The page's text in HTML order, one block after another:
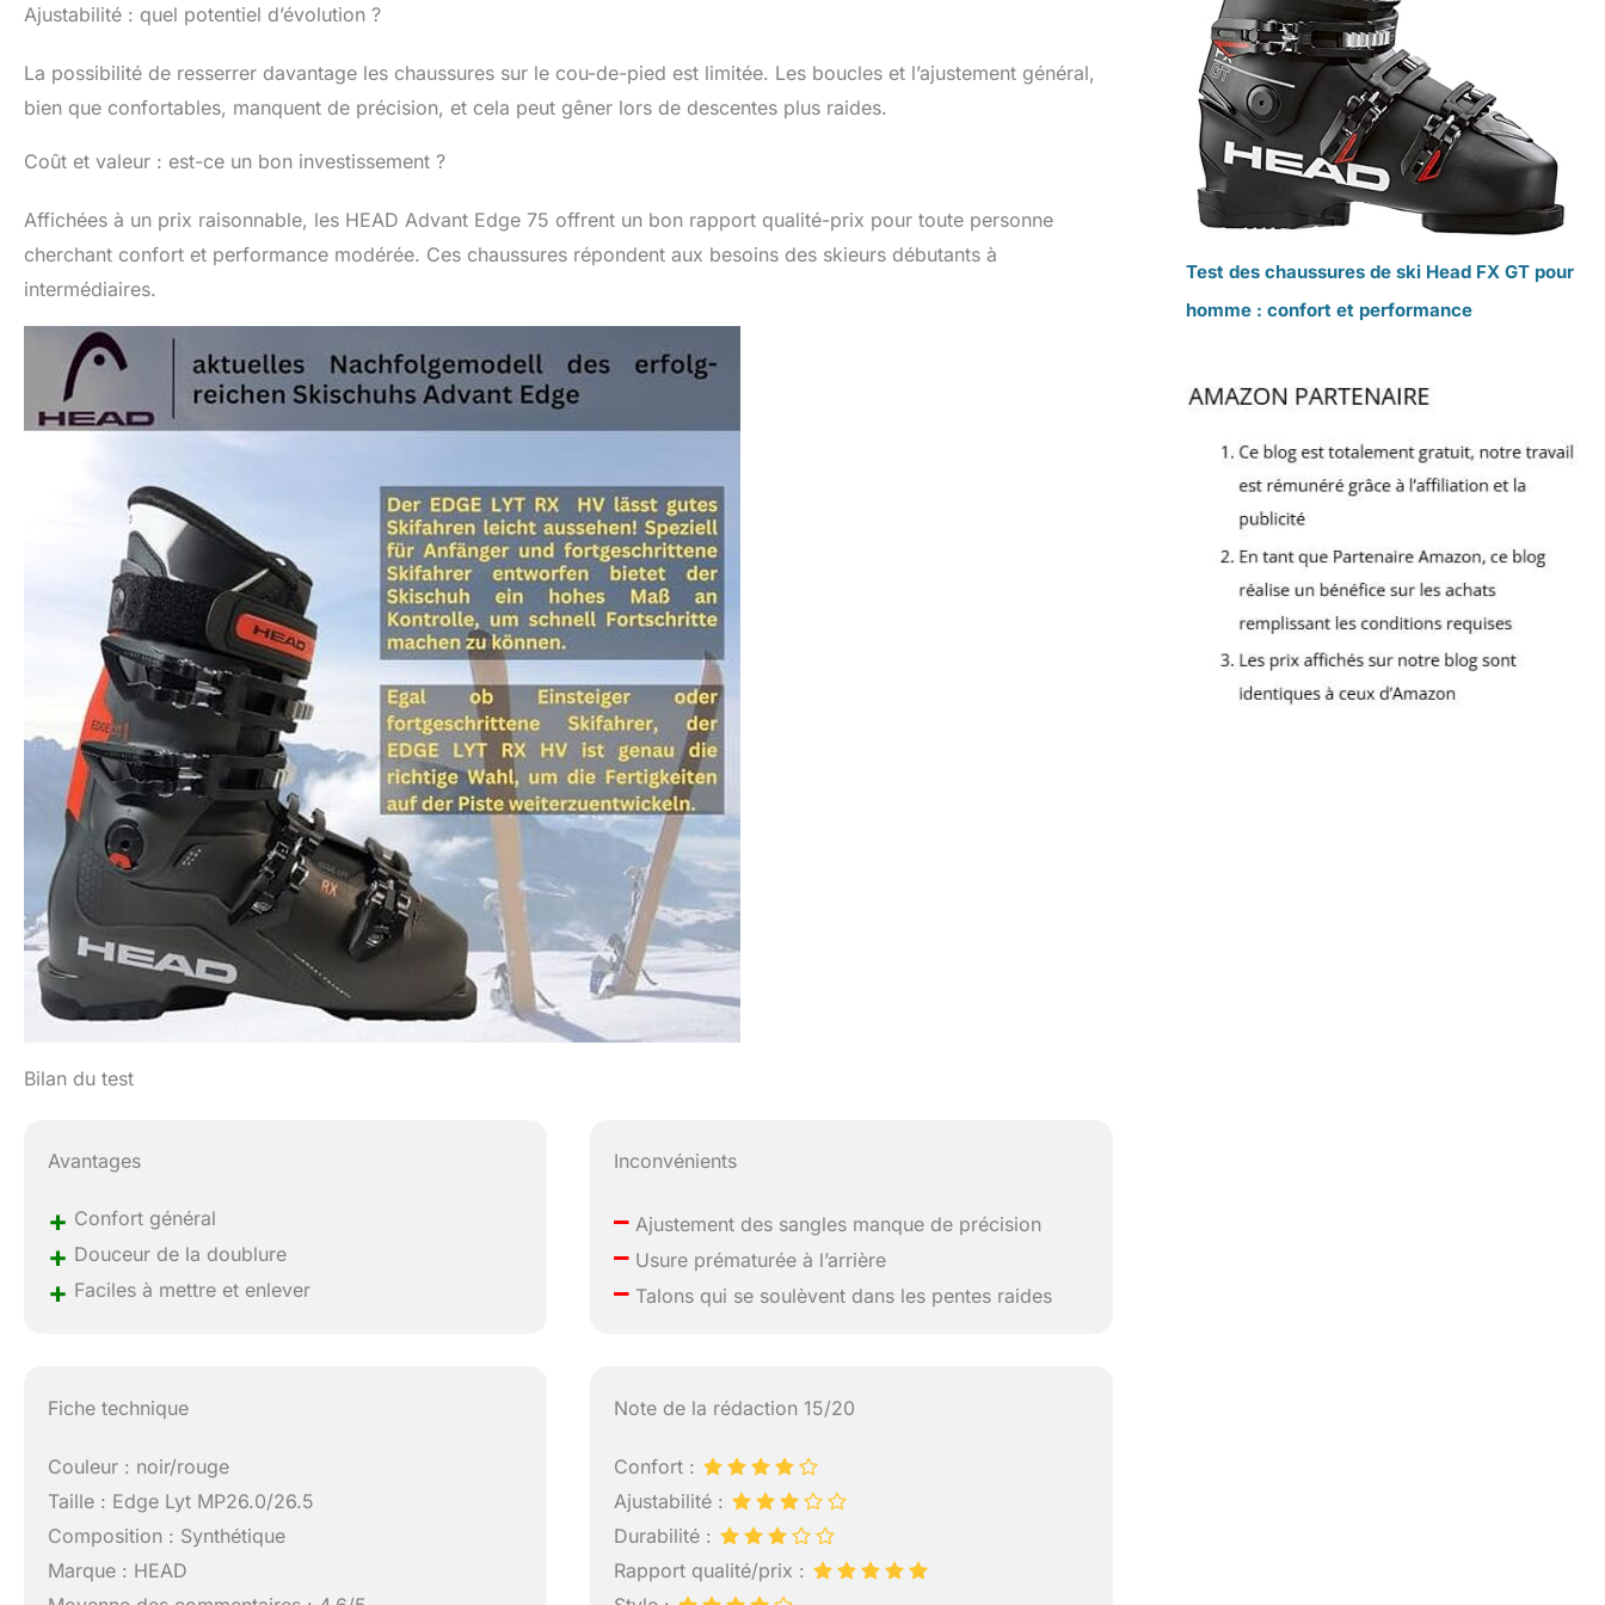
Ajustabilité : quel potentiel d’évolution ?
La possibilité de resserrer davantage les chaussures sur le cou-de-pied est limitée. Les boucles et l’ajustement général,
bien que confortables, manquent de précision, et cela peut gêner lors de descentes plus raides.
Coût et valeur : est-ce un bon investissement ?
Affichées à un prix raisonnable, les HEAD Advant Edge 75 offrent un bon rapport qualité-prix pour toute personne
cherchant confort et performance modérée. Ces chaussures répondent aux besoins des skieurs débutants à
intermédiaires.
Bilan du test
Avantages
+ Confort général
+ Douceur de la doublure
+ Faciles à mettre et enlever
Inconvénients
– Ajustement des sangles manque de précision
– Usure prématurée à l’arrière
– Talons qui se soulèvent dans les pentes raides
Fiche technique
Couleur : noir/rouge
Taille : Edge Lyt MP26.0/26.5
Composition : Synthétique
Marque : HEAD
Note de la rédaction 15/20
Confort :
Ajustabilité :
Durabilité :
Rapport qualité/prix :
Test des chaussures de ski Head FX GT pour
homme : confort et performance